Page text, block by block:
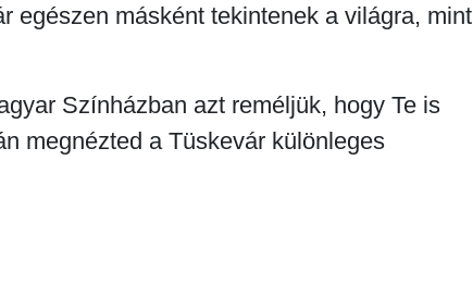
egészen másként tekintenek a világra, mint
Színházban azt reméljük, hogy Te is
megnézted a Tüskevár különleges